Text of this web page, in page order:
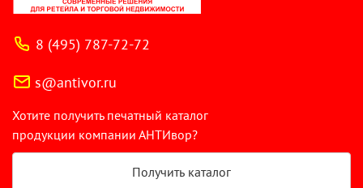
8 (495) 787-72-72
s@antivor.ru
Хотите получить печатный каталог
продукции компании АНТИвор?
Получить каталог